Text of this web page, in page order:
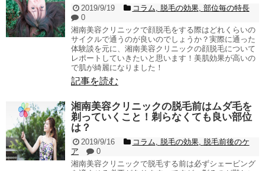
2019/9/19 コラム 脱毛の効果, 部位毎の特長
0
湘南美容クリニックで顔脱毛をする際はどれくらいの
サイクルで通うのが良いのでしょうか？実際に通った
体験談を元に、湘南美容クリニックの顔脱毛について
レポートしていきたいと思います！美肌効果が高いの
で肌が綺麗になりました！
記事を読む
湘南美容クリニックの脱毛前はムダ毛を
剃っていくこと！剃らなくても良い部位
は？
2019/9/16 コラム 脱毛の効果,
脱毛前後のケ
ア
0
湘南美容クリニックで脱毛する前は必ずシェービング